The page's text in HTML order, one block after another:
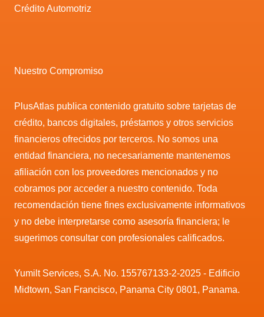
Crédito Automotriz
Nuestro Compromiso
PlusAtlas publica contenido gratuito sobre tarjetas de
crédito, bancos digitales, préstamos y otros servicios
financieros ofrecidos por terceros. No somos una
entidad financiera, no necesariamente mantenemos
afiliación con los proveedores mencionados y no
cobramos por acceder a nuestro contenido. Toda
recomendación tiene fines exclusivamente informativos
y no debe interpretarse como asesoría financiera; le
sugerimos consultar con profesionales calificados.
Yumilt Services, S.A. No. 155767133-2-2025 - Edificio
Midtown, San Francisco, Panama City 0801, Panama.